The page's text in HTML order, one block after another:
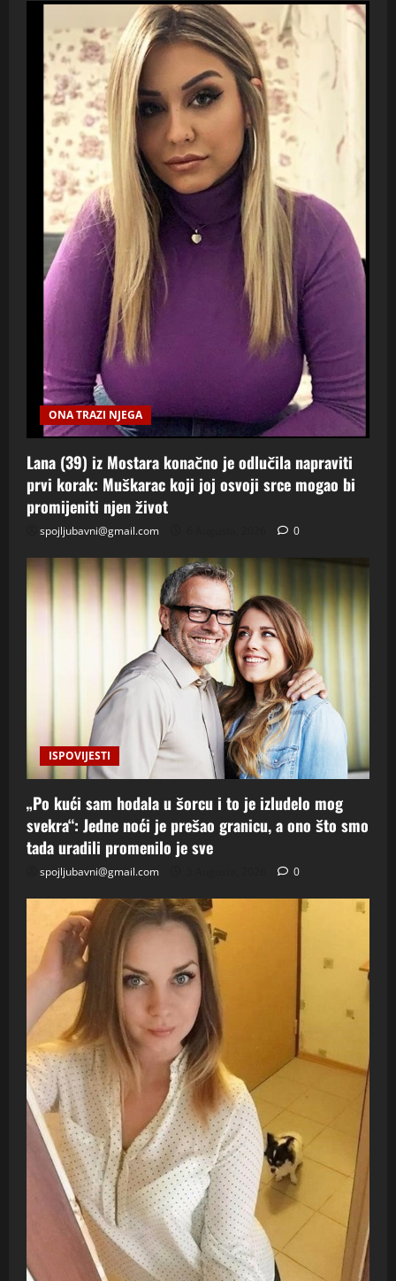
ONA TRAZI NJEGA
Lana (39) iz Mostara konačno je odlučila napraviti
prvi korak: Muškarac koji joj osvoji srce mogao bi
promijeniti njen život
spojljubavni@gmail.com 0
ISPOVIJESTI
„Po kući sam hodala u šorcu i to je izludelo mog
svekra“: Jedne noći je prešao granicu, a ono što smo
tada uradili promenilo je sve
spojljubavni@gmail.com 0